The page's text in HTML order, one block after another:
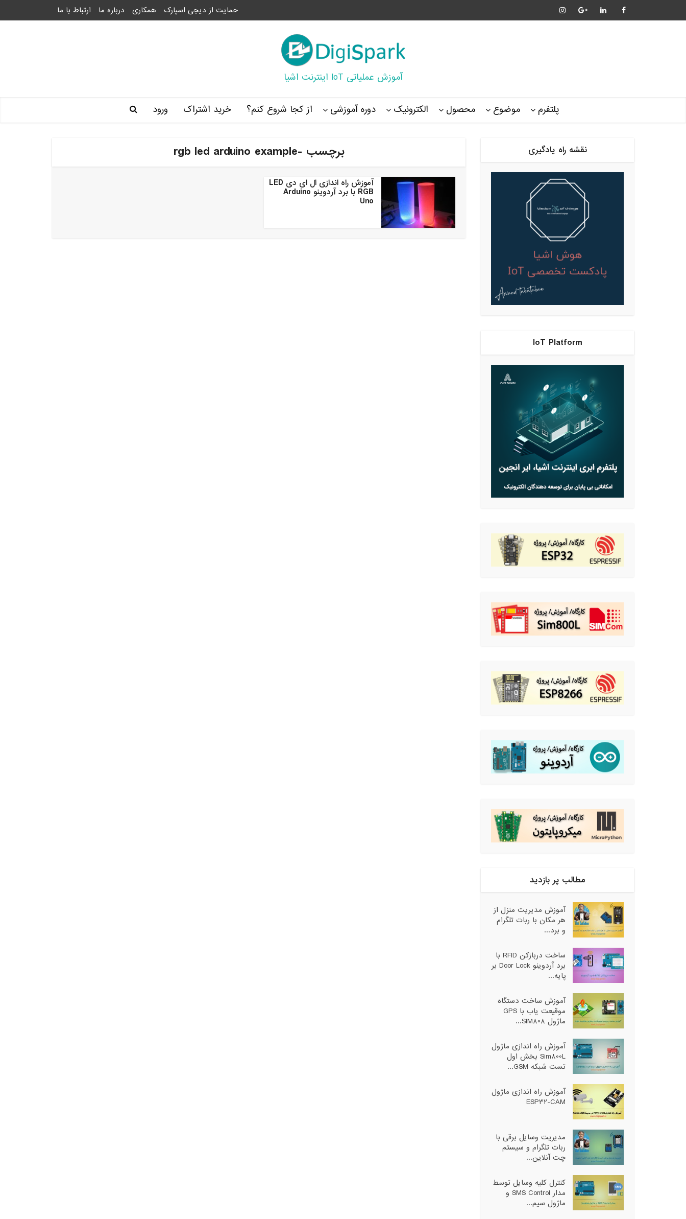
حمایت از دیجی اسپارک همکاری درباره ما ارتباط با ما
آموزش عملیاتی IoT اینترنت اشیا
پلتفرم موضوع محصول الکترونیک دوره آموزشی از کجا شروع کنم؟ خرید اشتراک ورود
برچسب -rgb led arduino example
آموزش راه اندازی ال ای دی LED
RGB با برد آردوینو Arduino
Uno
نقشه راه یادگیری
IoT Platform
مطالب پر بازدید
آموزش مدیریت منزل از
هر مکان با ربات تلگرام
و برد...
ساخت دربازکن RFID با
برد آردوینو Door Lock بر
پایه...
آموزش ساخت دستگاه
موقیعت یاب با GPS
ماژول SIM808...
آموزش راه اندازی ماژول
Sim800L بخش اول
تست شبکه GSM...
آموزش راه اندازی ماژول
ESP32-CAM
مدیریت وسایل برقی با
ربات تلگرام و سیستم
چت آنلاین...
کنترل کلیه وسایل توسط
مدار SMS Control و
ماژول سیم...